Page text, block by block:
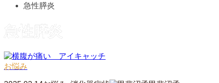
急性膵炎
急性膵炎
お悩み